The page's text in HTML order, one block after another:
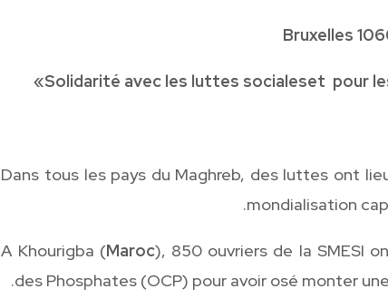
1060
et pour
Dans tous les pays du Maghreb, des luttes ont
mondialisation
Maroc), 850 ouvriers de la SMESI
des Phosphates (OCP) pour avoir osé monter